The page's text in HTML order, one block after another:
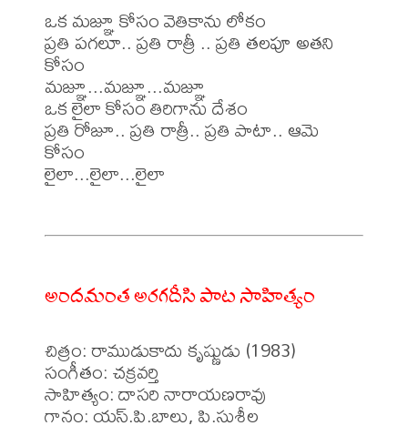
ఒక మజ్ఞూ కోసం వెతికాను లోకం
ప్రతి పగలూ.. ప్రతి రాత్రీ .. ప్రతి తలపూ అతని
కోసం
మజ్ఞూ...మజ్ఞూ...మజ్ఞూ
ఒక లైలా కోసం తిరిగాను దేశం
ప్రతి రోజూ.. ప్రతి రాత్రీ.. ప్రతి పాటా.. ఆమె
కోసం
లైలా...లైలా...లైలా
అందమంత అరగదీసి పాట సాహిత్యం
చిత్రం: రాముడుకాదు కృష్ణుడు (1983)
సంగీతం: చక్రవర్తి
సాహిత్యం: దాసరి నారాయణరావు
గానం: యస్.పి.బాలు, పి.సుశీల